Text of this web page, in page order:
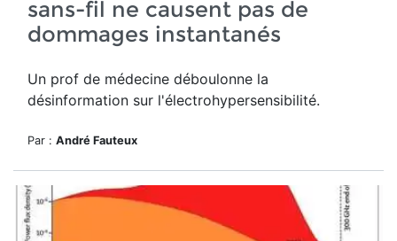
sans-fil ne causent pas de
dommages instantanés
Un prof de médecine déboulonne la
désinformation sur l'électrohypersensibilité.
Par : André Fauteux